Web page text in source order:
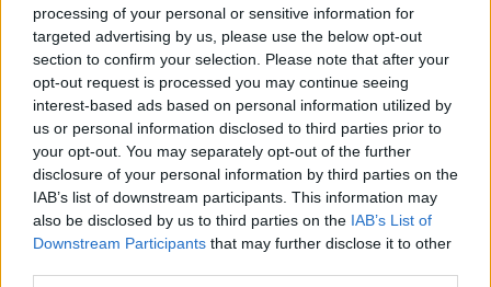
processing of your personal or sensitive information for
targeted advertising by us, please use the below opt-out
section to confirm your selection. Please note that after your
opt-out request is processed you may continue seeing
interest-based ads based on personal information utilized by
us or personal information disclosed to third parties prior to
your opt-out. You may separately opt-out of the further
disclosure of your personal information by third parties on the
IAB’s list of downstream participants. This information may
also be disclosed by us to third parties on the IAB’s List of
Downstream Participants that may further disclose it to other